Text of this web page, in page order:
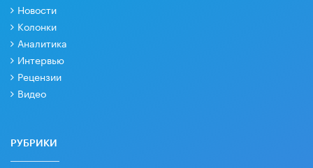
Новости
Колонки
Аналитика
Интервью
Рецензии
Видео
РУБРИКИ